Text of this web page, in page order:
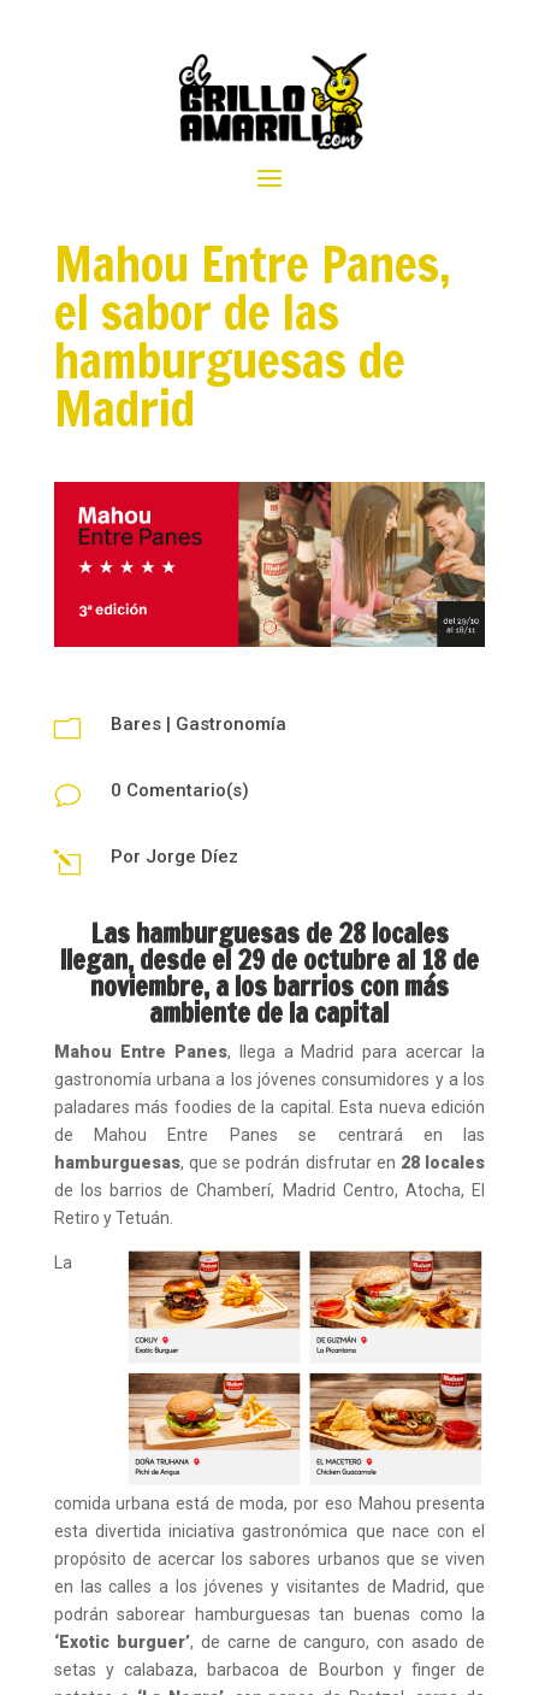
Mahou Entre Panes,
el sabor de las
hamburguesas de
Madrid
m Bares| Gastronomía
v 0 Comentario(s)
l Por Jorge Díez
Las hamburguesas de 28 locales
llegan, desde el 29 de octubre al 18 de
noviembre, a los barrios con más
ambiente de la capital
Mahou Entre Panes, llega a Madrid para acercar la
gastronomía urbana a los jóvenes consumidores y a los
paladares más foodies de la capital. Esta nueva edición
de Mahou Entre Panes se centrará en las
hamburguesas, que se podrán disfrutar en 28 locales
de los barrios de Chamberí, Madrid Centro, Atocha, El
Retiro y Tetuán.
La
comida urbana está de moda, por eso Mahou presenta
esta divertida iniciativa gastronómica que nace con el
propósito de acercar los sabores urbanos que se viven
en las calles a los jóvenes y visitantes de Madrid, que
podrán saborear hamburguesas tan buenas como la
‘Exotic burguer’, de carne de canguro, con asado de
setas y calabaza, barbacoa de Bourbon y finger de